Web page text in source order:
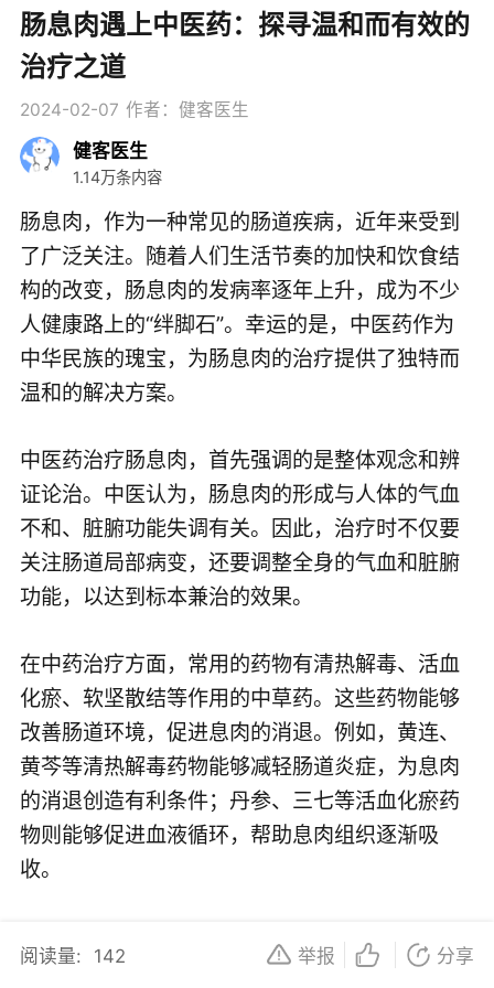
肠息肉遇上中医药：探寻温和而有效的
治疗之道
2024-02-07 作者：健客医生
健客医生
1.14万条内容
肠息肉，作为一种常见的肠道疾病，近年来受到
了广泛关注。随着人们生活节奏的加快和饮食结
构的改变，肠息肉的发病率逐年上升，成为不少
人健康路上的“绊脚石”。幸运的是，中医药作为
中华民族的瑰宝，为肠息肉的治疗提供了独特而
温和的解决方案。
中医药治疗肠息肉，首先强调的是整体观念和辨
证论治。中医认为，肠息肉的形成与人体的气血
不和、脏腑功能失调有关。因此，治疗时不仅要
关注肠道局部病变，还要调整全身的气血和脏腑
功能，以达到标本兼治的效果。
在中药治疗方面，常用的药物有清热解毒、活血
化瘀、软坚散结等作用的中草药。这些药物能够
改善肠道环境，促进息肉的消退。例如，黄连、
黄芩等清热解毒药物能够减轻肠道炎症，为息肉
的消退创造有利条件；丹参、三七等活血化瘀药
物则能够促进血液循环，帮助息肉组织逐渐吸
收。
除了药物治疗外，中医还注重饮食调养和生活习
惯的改善。中医认为，肠息肉患者应避免食用辛
阅读量: 142 举报 分享